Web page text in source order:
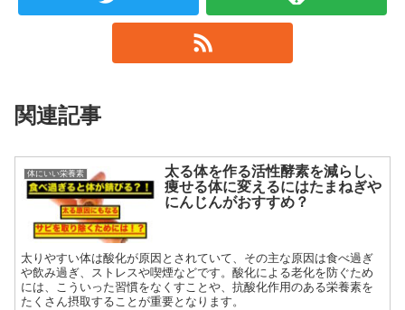
関連記事
体にいい栄養素
太る体を作る活性酵素を減らし、
痩せる体に変えるにはたまねぎや
にんじんがおすすめ？
太りやすい体は酸化が原因とされていて、その主な原因は食べ過ぎ
や飲み過ぎ、ストレスや喫煙などです。酸化による老化を防ぐため
には、こういった習慣をなくすことや、抗酸化作用のある栄養素を
たくさん摂取することが重要となります。